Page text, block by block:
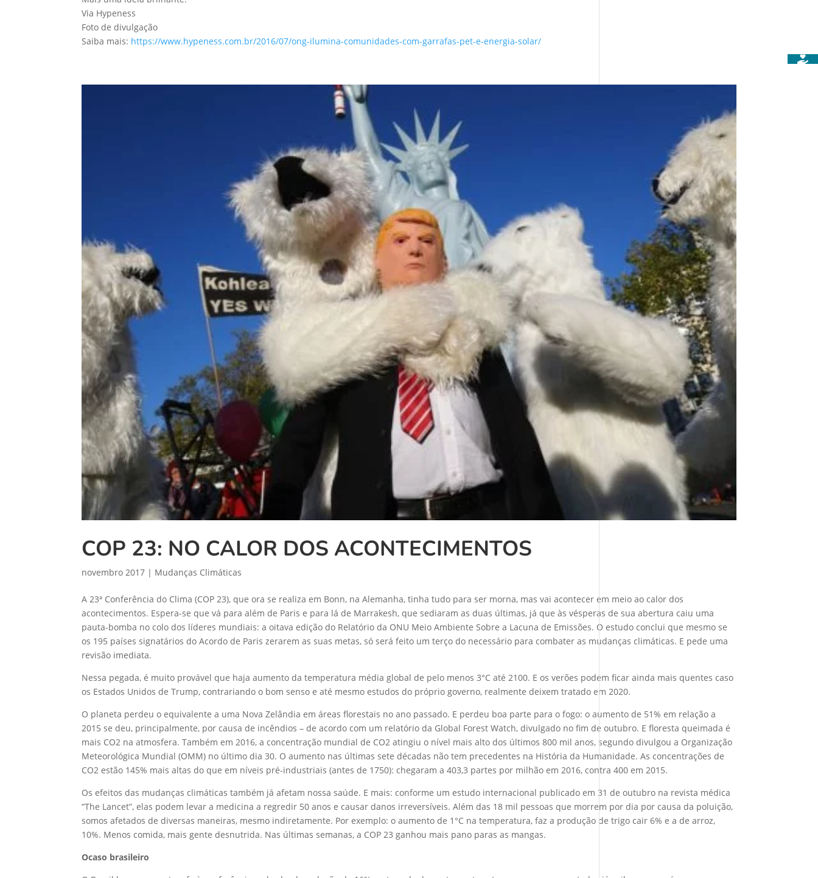
Via Hypeness
Foto de divulgação
Saiba mais: https://www.hypeness.com.br/2016/07/ong-ilumina-comunidades-com-garrafas-pet-e-energia-solar/
COP 23: NO CALOR DOS ACONTECIMENTOS
novembro 2017 | Mudanças Climáticas
A 23ª Conferência do Clima (COP 23), que ora se realiza em Bonn, na Alemanha, tinha tudo para ser morna, mas vai acontecer em meio ao calor dos
acontecimentos. Espera-se que vá para além de Paris e para lá de Marrakesh, que sediaram as duas últimas, já que às vésperas de sua abertura caiu uma
pauta-bomba no colo dos líderes mundiais: a oitava edição do Relatório da ONU Meio Ambiente Sobre a Lacuna de Emissões. O estudo conclui que mesmo se
os 195 países signatários do Acordo de Paris zerarem as suas metas, só será feito um terço do necessário para combater as mudanças climáticas. E pede uma
revisão imediata.
Nessa pegada, é muito provável que haja aumento da temperatura média global de pelo menos 3°C até 2100. E os verões podem ficar ainda mais quentes caso
os Estados Unidos de Trump, contrariando o bom senso e até mesmo estudos do próprio governo, realmente deixem tratado em 2020.
O planeta perdeu o equivalente a uma Nova Zelândia em áreas florestais no ano passado. E perdeu boa parte para o fogo: o aumento de 51% em relação a
2015 se deu, principalmente, por causa de incêndios – de acordo com um relatório da Global Forest Watch, divulgado no fim de outubro. E floresta queimada é
mais CO2 na atmosfera. Também em 2016, a concentração mundial de CO2 atingiu o nível mais alto dos últimos 800 mil anos, segundo divulgou a Organização
Meteorológica Mundial (OMM) no último dia 30. O aumento nas últimas sete décadas não tem precedentes na História da Humanidade. As concentrações de
CO2 estão 145% mais altas do que em níveis pré-industriais (antes de 1750): chegaram a 403,3 partes por milhão em 2016, contra 400 em 2015.
Os efeitos das mudanças climáticas também já afetam nossa saúde. E mais: conforme um estudo internacional publicado em 31 de outubro na revista médica
“The Lancet”, elas podem levar a medicina a regredir 50 anos e causar danos irreversíveis. Além das 18 mil pessoas que morrem por dia por causa da poluição,
somos afetados de diversas maneiras, mesmo indiretamente. Por exemplo: o aumento de 1°C na temperatura, faz a produção de trigo cair 6% e a de arroz,
10%. Menos comida, mais gente desnutrida. Nas últimas semanas, a COP 23 ganhou mais pano paras as mangas.
Ocaso brasileiro